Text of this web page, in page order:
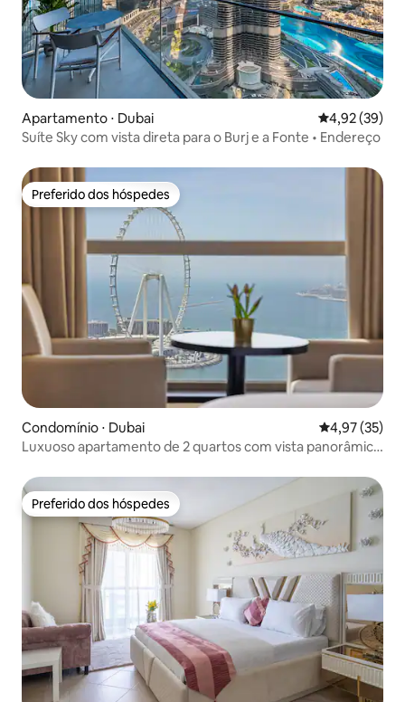
Apartamento ⋅ Dubai 4,92 de uma
4,92 (39)
Suíte Sky com vista direta para o Burj e a Fonte • Endereço
Preferido dos hóspedes
Preferido dos hóspedes
Condomínio ⋅ Dubai 4,97 de uma
4,97 (35)
Luxuoso apartamento de 2 quartos com vista panorâmica
Preferido dos hóspedes
Preferido dos hóspedes